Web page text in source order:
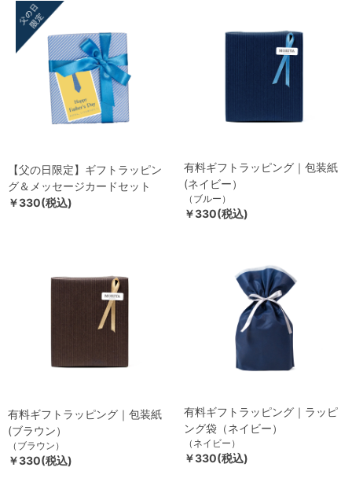
【父の日限定】ギフトラッピン
グ＆メッセージカードセット
￥330(税込)
有料ギフトラッピング｜包装紙
(ネイビー）
（ブルー）
￥330(税込)
有料ギフトラッピング｜包装紙
(ブラウン）
（ブラウン）
￥330(税込)
有料ギフトラッピング｜ラッピ
ング袋（ネイビー）
（ネイビー）
￥330(税込)